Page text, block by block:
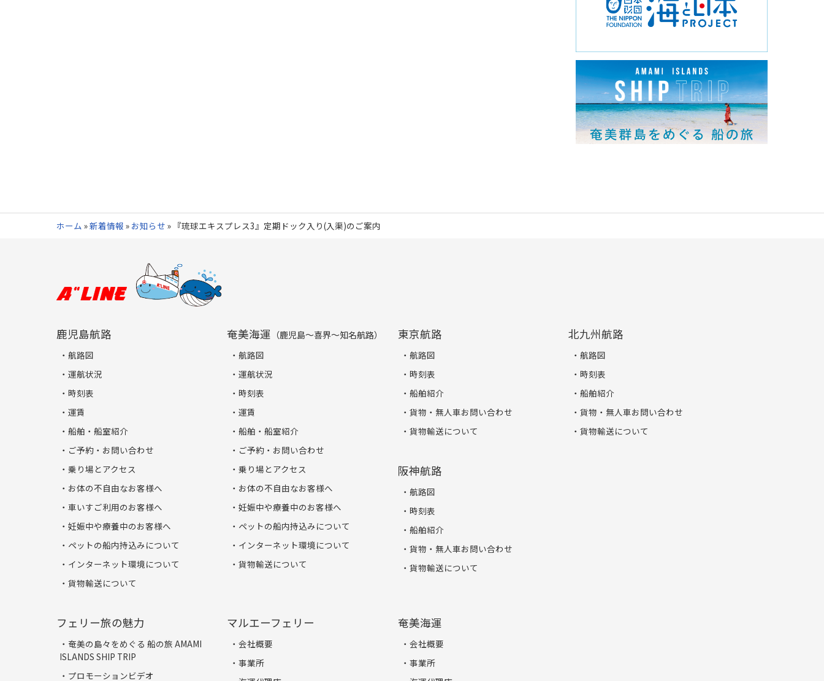
ホーム »新着情報 » お知らせ » 『琉球エキスプレス3』定期ドック入り(入渠)のご案内
鹿児島航路
航路図
運航状況
時刻表
運賃
船舶・船室紹介
ご予約・お問い合わせ
乗り場とアクセス
お体の不自由なお客様へ
車いすご利用のお客様へ
妊娠中や療養中のお客様へ
ペットの船内持込みについて
インターネット環境について
貨物輸送について
奄美海運 （鹿児島～喜界～知名航路）
航路図
運航状況
時刻表
運賃
船舶・船室紹介
ご予約・お問い合わせ
乗り場とアクセス
お体の不自由なお客様へ
妊娠中や療養中のお客様へ
ペットの船内持込みについて
インターネット環境について
貨物輸送について
東京航路
航路図
時刻表
船舶紹介
貨物・無人車お問い合わせ
貨物輸送について
阪神航路
航路図
時刻表
船舶紹介
貨物・無人車お問い合わせ
貨物輸送について
北九州航路
航路図
時刻表
船舶紹介
貨物・無人車お問い合わせ
貨物輸送について
フェリー旅の魅力
奄美の島々をめぐる 船の旅 AMAMI
ISLANDS SHIP TRIP
プロモーションビデオ
マルエーフェリー
会社概要
事業所
奄美海運
会社概要
事業所